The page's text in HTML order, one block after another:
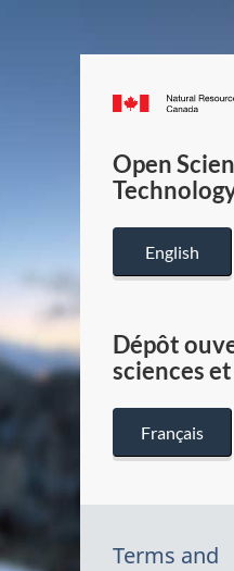
Open
English
Dépôt
sciences
Français
Terms and